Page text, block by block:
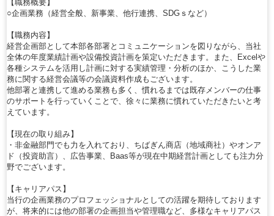
【職務概要】
○企画業務（経営全般、新事業、他行連携、SDGｓなど）
【職務内容】
経営企画部として本部各部署とコミュニケーションを図りながら、当社
全体の年度業績計画や設備投資計画を策定いただきます。また、Excelや
各種システムを活用し計画に対する実績管理・分析のほか、こうした業
務に関する経営会議等の会議資料作成もございます。
他部署と連携して進める業務も多く、慣れるまでは既存メンバーの仕事
のサポートを行っていくことで、徐々に業務に慣れていただきたいと考
えています。
【現在の取り組み】
・非金融部門でも力を入れており、ちばぎん商店（地域商社）やオンア
ド（投資助言）、広告事業、Baas等が現在中期経営計画としても注力分
野でございます。
【キャリアパス】
当行の企画業務のプロフェッショナルとしての活躍を期待しております
が、将来的には他の部署の企画担当や管理職など、多様なキャリアパス